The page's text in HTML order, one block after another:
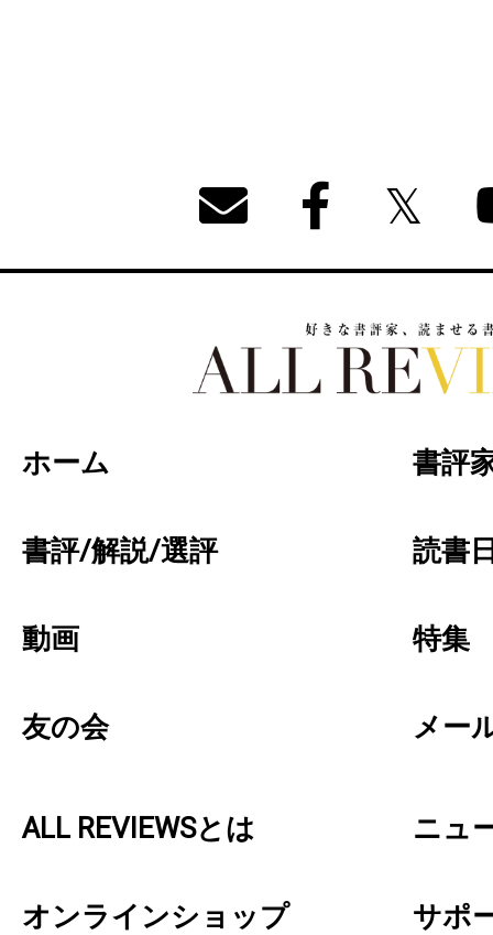
ホーム 書評
書評/解説/選評 読書
動画 特集
友の会 メー
ALL REVIEWSとは ニュ
オンラインショップ サポ